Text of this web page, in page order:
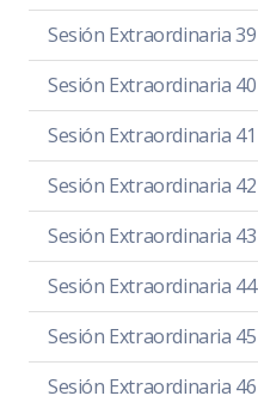
Sesión Extraordinaria 39
Sesión Extraordinaria 40
Sesión Extraordinaria 41
Sesión Extraordinaria 42
Sesión Extraordinaria 43
Sesión Extraordinaria 44
Sesión Extraordinaria 45
Sesión Extraordinaria 46